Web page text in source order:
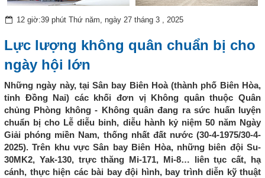
12 giờ:39 phút Thứ năm, ngày 27 tháng 3 , 2025
Lực lượng không quân chuẩn bị cho
ngày hội lớn
Những ngày này, tại Sân bay Biên Hoà (thành phố Biên Hòa,
tỉnh Đồng Nai) các khối đơn vị Không quân thuộc Quân
chủng Phòng không - Không quân đang ra sức huấn luyện
chuẩn bị cho Lễ diễu binh, diễu hành kỷ niệm 50 năm Ngày
Giải phóng miền Nam, thống nhất đất nước (30-4-1975/30-4-
2025). Trên khu vực Sân bay Biên Hòa, những biên đội Su-
30MK2, Yak-130, trực thăng Mi-171, Mi-8… liên tục cất, hạ
cánh, thực hiện các bài bay đội hình, bay trình diễn kỹ thuật